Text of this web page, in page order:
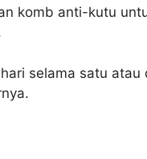
komb anti-kutu
selama satu